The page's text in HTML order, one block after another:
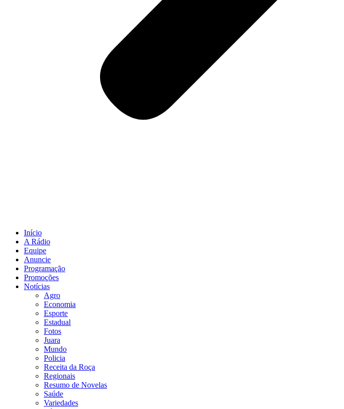
Início
A Rádio
Equipe
Anuncie
Programação
Promoções
Notícias
Agro
Economia
Esporte
Estadual
Fotos
Juara
Mundo
Policia
Receita da Roça
Regionais
Resumo de Novelas
Saúde
Variedades